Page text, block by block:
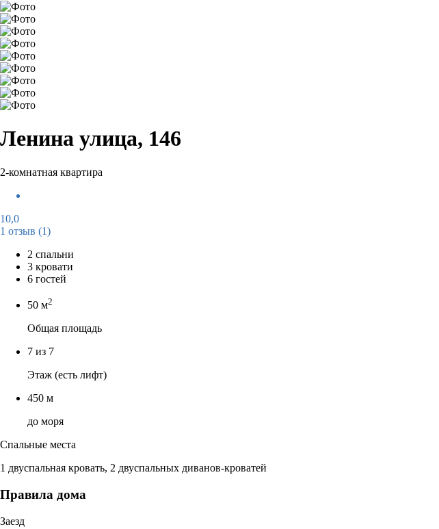
Ленина улица, 146
2-комнатная квартира
10,0
1 отзыв (1)
2 спальни
3 кровати
6 гостей
50 м2
Общая площадь
7 из 7
Этаж (есть лифт)
450 м
до моря
Спальные места
1 двуспальная кровать, 2 двуспальных диванов-кроватей
Правила дома
Заезд